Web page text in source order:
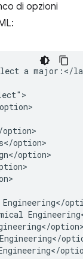
di opzioni
a major:</
option>
option>